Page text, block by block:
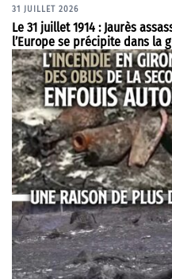
31 JUILLET 2026
Le 31 juillet 1914 : Jaurès
l’Europe se précipite dans la